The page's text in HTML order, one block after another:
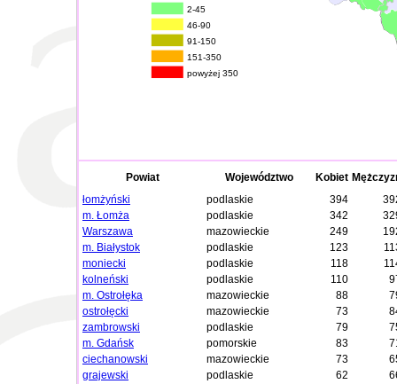
2-45
46-90
91-150
151-350
powyżej 350
Powiat Województwo Kobiet
łomżyński
podlaskie 394
m. Łomża
podlaskie 342
Warszawa
mazowieckie 249
m. Białystok
podlaskie 123
moniecki
podlaskie 118
kolneński
podlaskie 110
m. Ostrołęka
mazowieckie 88
ostrołęcki
mazowieckie 73
zambrowski
podlaskie 79
m. Gdańsk
pomorskie 83
ciechanowski
mazowieckie 73
grajewski
podlaskie 62